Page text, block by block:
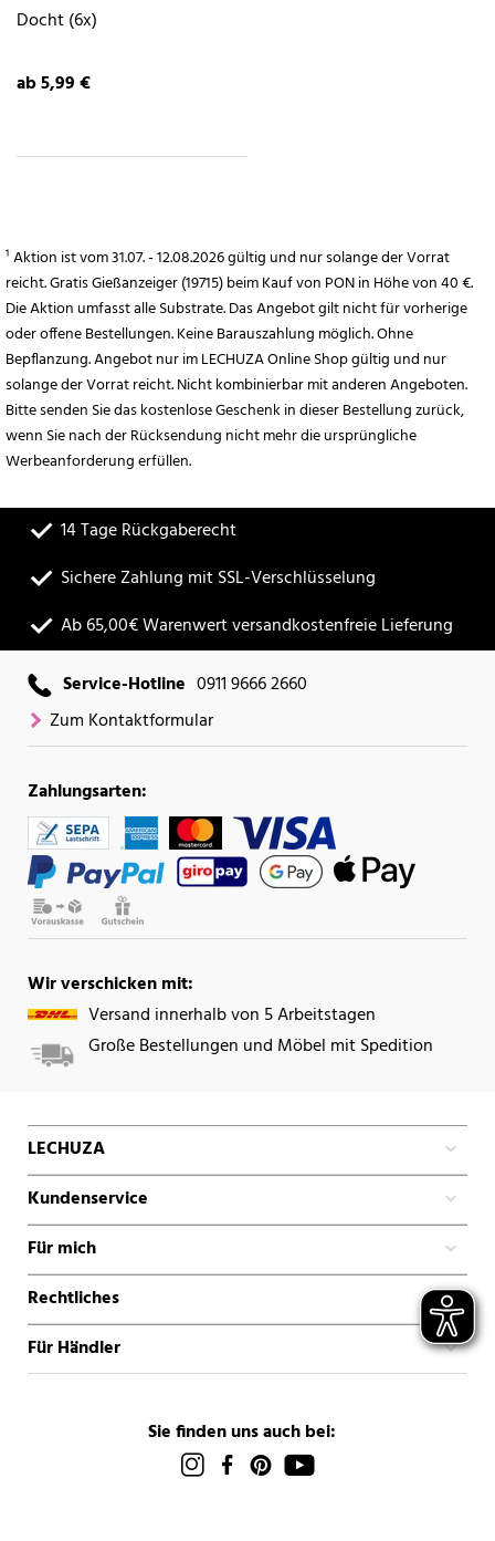
Docht (6x)
ab 5,99 €
¹ Aktion ist vom 31.07. - 12.08.2026 gültig und nur solange der Vorrat
reicht. Gratis Gießanzeiger (19715) beim Kauf von PON in Höhe von 40 €.
Die Aktion umfasst alle Substrate. Das Angebot gilt nicht für vorherige
oder offene Bestellungen. Keine Barauszahlung möglich. Ohne
Bepflanzung. Angebot nur im LECHUZA Online Shop gültig und nur
solange der Vorrat reicht. Nicht kombinierbar mit anderen Angeboten.
Bitte senden Sie das kostenlose Geschenk in dieser Bestellung zurück,
wenn Sie nach der Rücksendung nicht mehr die ursprüngliche
Werbeanforderung erfüllen.
14 Tage Rückgaberecht
Sichere Zahlung mit SSL-Verschlüsselung
Ab 65,00€ Warenwert versandkostenfreie Lieferung
Service-Hotline 0911 9666 2660
Zum Kontaktformular
Zahlungsarten:
Wir verschicken mit:
Versand innerhalb von 5 Arbeitstagen
Große Bestellungen und Möbel mit Spedition
LECHUZA
Kundenservice
Für mich
Rechtliches
Für Händler
Sie finden uns auch bei: